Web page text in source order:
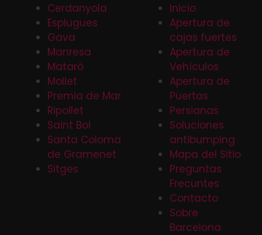
Cerdanyola
Esplugues
Gava
Manresa
Mataró
Mollet
Premia de Mar
Ripollet
Saint Boi
Santa Coloma
de Gramenet
Sitges
Inicio
Apertura de
cajas fuertes
Apertura de
Vehículos
Apertura de
Puertas
Persianas
Soluciones
antibumping
Mapa del Sitio
Preguntas
Frecuntes
Contacto
Sobre
Barcelona